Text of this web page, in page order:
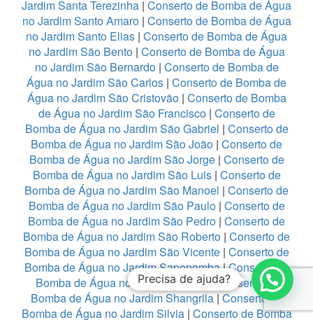
Jardim Santa Terezinha | Conserto de Bomba de Água
no Jardim Santo Amaro| Conserto de Bomba de Água
no Jardim Santo Elias | Conserto de Bomba de Água
no Jardim São Bento| Conserto de Bomba de Água
no Jardim São Bernardo| Conserto de Bomba de
Água no Jardim São Carlos | Conserto de Bomba de
Água no Jardim São Cristovão| Conserto de Bomba
de Água no Jardim São Francisco| Conserto de
Bomba de Água no Jardim São Gabriel | Conserto de
Bomba de Água no Jardim São João | Conserto de
Bomba de Água no Jardim São Jorge| Conserto de
Bomba de Água no Jardim São Luis| Conserto de
Bomba de Água no Jardim São Manoel | Conserto de
Bomba de Água no Jardim São Paulo| Conserto de
Bomba de Água no Jardim São Pedro | Conserto de
Bomba de Água no Jardim São Roberto | Conserto de
Bomba de Água no Jardim São Vicente| Conserto de
Bomba de Água no Jardim Sapopemba|Conserto de
Bomba de Água no Jardim Satelite|Conserto de
Bomba de Água no Jardim Shangrila|Conserto de
Bomba de Água no Jardim Silvia| Conserto de Bomba
Precisa de ajuda?